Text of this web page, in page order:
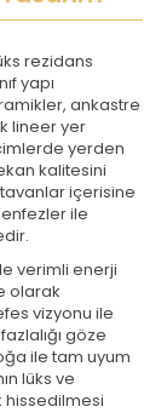
rezidans
yapı
ankastre
lineer yer
yerden
kalitesini
içerisine
ile
verimli enerji
olarak
vizyonu ile
göze
ile tam uyum
lüks ve
hissedilmesi